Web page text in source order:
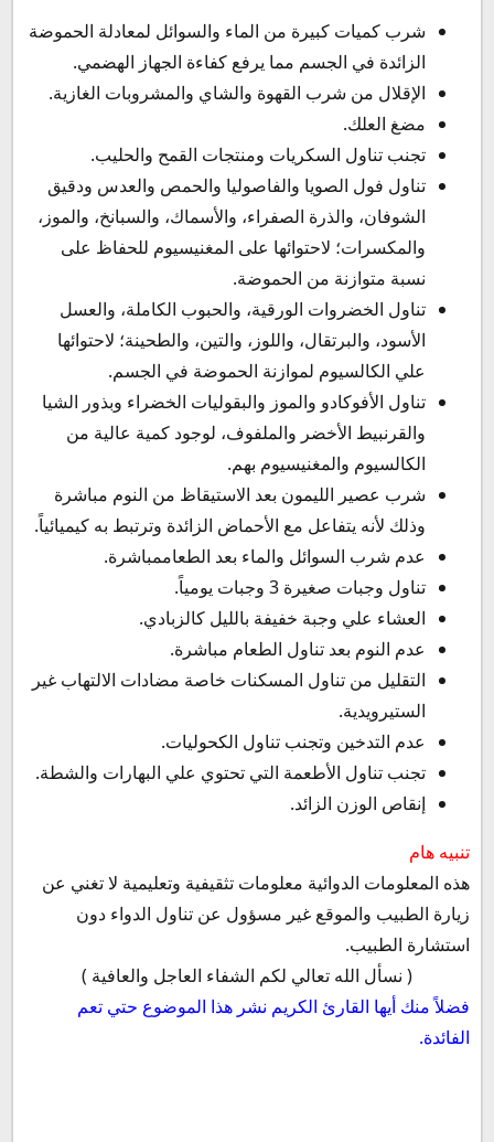
شرب كميات كبيرة من الماء والسوائل لمعادلة الحموضة
الزائدة في الجسم مما يرفع كفاءة الجهاز الهضمي.
الإقلال من شرب القهوة والشاي والمشروبات الغازية.
مضغ العلك.
تجنب تناول السكريات ومنتجات القمح والحليب.
تناول فول الصويا والفاصوليا والحمص والعدس ودقيق
الشوفان، والذرة الصفراء، والأسماك، والسبانخ، والموز،
والمكسرات؛ لاحتوائها على المغنيسيوم للحفاظ على
نسبة متوازنة من الحموضة.
تناول الخضروات الورقية، والحبوب الكاملة، والعسل
الأسود، والبرتقال، واللوز، والتين، والطحينة؛ لاحتوائها
علي الكالسيوم لموازنة الحموضة في الجسم.
تناول الأفوكادو والموز والبقوليات الخضراء وبذور الشيا
والقرنبيط الأخضر والملفوف، لوجود كمية عالية من
الكالسيوم والمغنيسيوم بهم.
شرب عصير الليمون بعد الاستيقاظ من النوم مباشرة
وذلك لأنه يتفاعل مع الأحماض الزائدة وترتبط به كيميائياً.
عدم شرب السوائل والماء بعد الطعاممباشرة.
تناول وجبات صغيرة 3 وجبات يومياً.
العشاء علي وجبة خفيفة بالليل كالزبادي.
عدم النوم بعد تناول الطعام مباشرة.
التقليل من تناول المسكنات خاصة مضادات الالتهاب غير
الستيرويدية.
عدم التدخين وتجنب تناول الكحوليات.
تجنب تناول الأطعمة التي تحتوي علي البهارات والشطة.
إنقاص الوزن الزائد.
تنبيه هام
هذه المعلومات الدوائية معلومات تثقيفية وتعليمية لا تغني عن
زيارة الطبيب والموقع غير مسؤول عن تناول الدواء دون
استشارة الطبيب.
( نسأل الله تعالي لكم الشفاء العاجل والعافية )
فضلاً منك أيها القارئ الكريم نشر هذا الموضوع حتي تعم
الفائدة.